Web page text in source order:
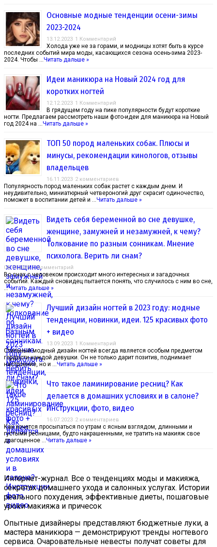
Основные модные тенденции осени-зимы
2023-2024
13.12.2023 1 Комментарий
Холода уже не за горами, и модницы хотят быть в курсе
последних событий мира моды, касающихся сезона осень-зима 2023-
2024. Чтобы … Читать дальше »
Идеи маникюра на Новый 2024 год для
коротких ногтей
12.12.2023 1 Комментарий
В грядущем году на пике популярности будут короткие
ногти. Предлагаем рассмотреть наши фото-идеи для маникюра на Новый
год 2024 на … Читать дальше »
ТОП 50 пород маленьких собак. Плюсы и
минусы, рекомендации кинологов, отзывы
владельцев
16.11.2023 2 комментариев
Популярность пород маленьких собак растет с каждым днем. И
неудивительно, миниатюрный четвероногий друг скрасит одиночество,
поможет в воспитании детей и … Читать дальше »
Видеть себя беременной во сне девушке,
женщине, замужней и незамужней, к чему?
Толкование по разным сонникам. Мнение
психолога. Верить ли снам?
04.10.2023 1 Комментарий
Во снах с человеком происходит много интересных и загадочных
событий. Каждый сновидец пытается понять, что случилось с ним во сне,
…Читать дальше »
Лучший дизайн ногтей в 2023 году: модные
тенденции, новинки, идеи. 125 красивых фото
+ видео
13.09.2023 1 Комментарий
Стильный модный дизайн ногтей всегда является особым предметом
гордости каждой девушки. Он не только дарит позитив, поднимает
настроение, но и … Читать дальше »
Что такое ламинирование ресниц? Как
делается в домашних условиях и в салоне?
Инструкции, фото, видео
16.07.2023 2 комментариев
Как хочется просыпаться по утрам с ясным взглядом, длинными и
густыми ресницами, будто накрашенными, не тратить на макияж свое
драгоценное … Читать дальше »
Интернет-журнал. Все о тенденциях моды и макияжа,
секретах домашнего ухода и салонных услугах. Истории
реального похудения, эффективные диеты, пошаговые
уроки макияжа и причесок
Опытные дизайнеры представляют бюджетные луки, а
мастера маникюра — демонстрируют тренды ногтевого
сервиса. Очаровательные невесты получат советы для